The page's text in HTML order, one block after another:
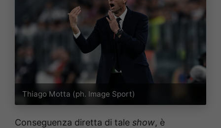
Thiago Motta (ph. Image Sport)
Conseguenza diretta di tale show, è